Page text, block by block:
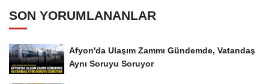
SON YORUMLANANLAR
Afyon'da Ulaşım Zammı Gündemde, Vatandaş
Aynı Soruyu Soruyor